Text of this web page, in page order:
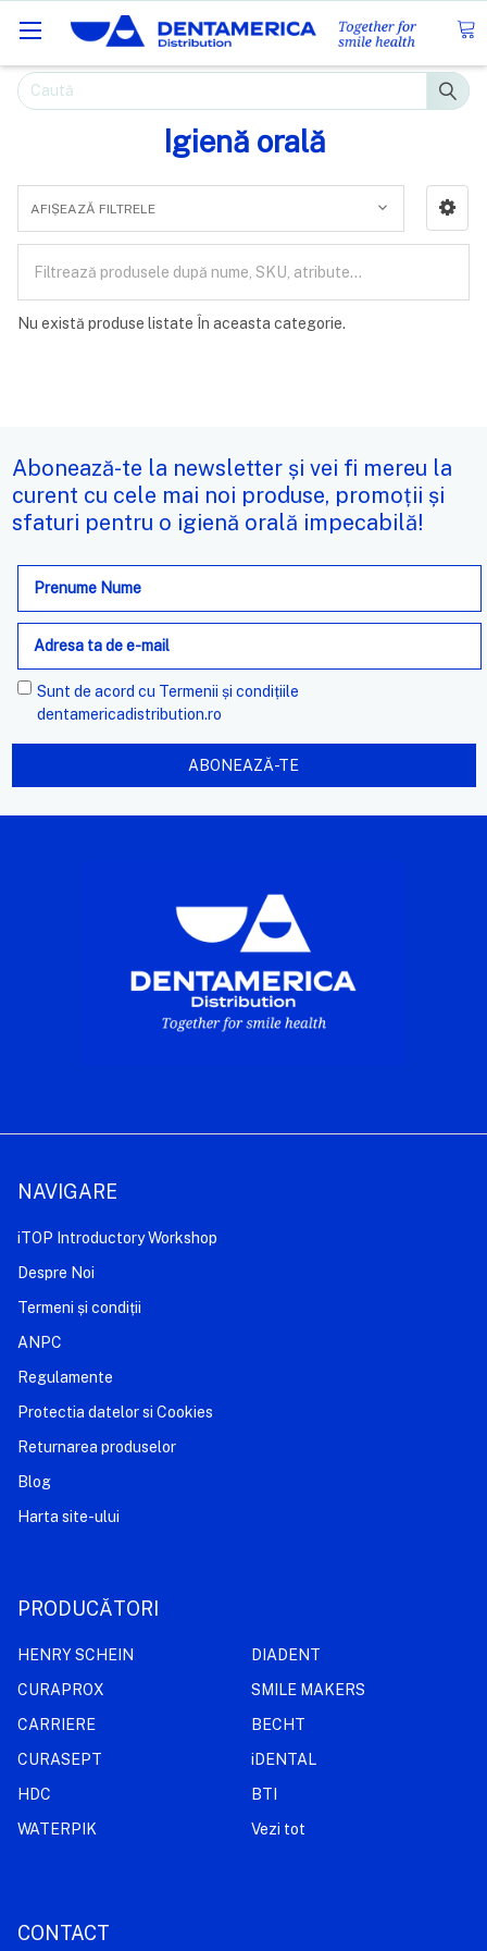
Caută
Igienă orală
AFIȘEAZĂ FILTRELE
Nu există produse listate În aceasta categorie.
Abonează-te la newsletter și vei fi mereu la
curent cu cele mai noi produse, promoții și
sfaturi pentru o igienă orală impecabilă!
Adresa
e-
mail
Sunt de acord cu Termenii și condițiile
dentamericadistribution.ro
NAVIGARE
iTOP Introductory Workshop
Despre Noi
Termeni și condiții
ANPC
Regulamente
Protectia datelor si Cookies
Returnarea produselor
Blog
Harta site-ului
PRODUCĂTORI
HENRY SCHEIN
CURAPROX
CARRIERE
CURASEPT
HDC
WATERPIK
DIADENT
SMILE MAKERS
BECHT
iDENTAL
BTI
Vezi tot
CONTACT